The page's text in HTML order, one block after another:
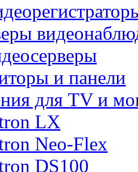
и панели
для TV и
LX
Neo-Flex
DS100